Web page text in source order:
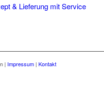
& Lieferung mit Service
| Impressum| Kontakt